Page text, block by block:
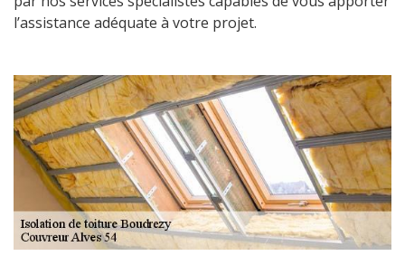
l’assistance adéquate à votre projet.